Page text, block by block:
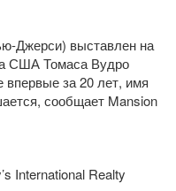
Джерси) выставлен на
США Томаса Вудро
за 20 лет, имя
сообщает Mansion
International Realty